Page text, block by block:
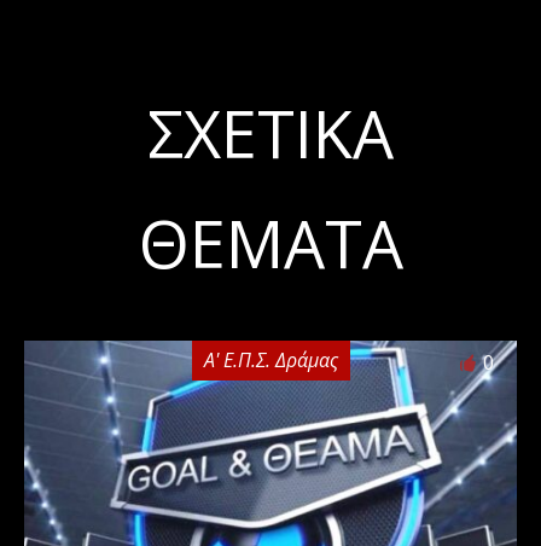
ΣΧΕΤΙΚΆ
ΘΈΜΑΤΑ
Α' Ε.Π.Σ. Δράμας 0